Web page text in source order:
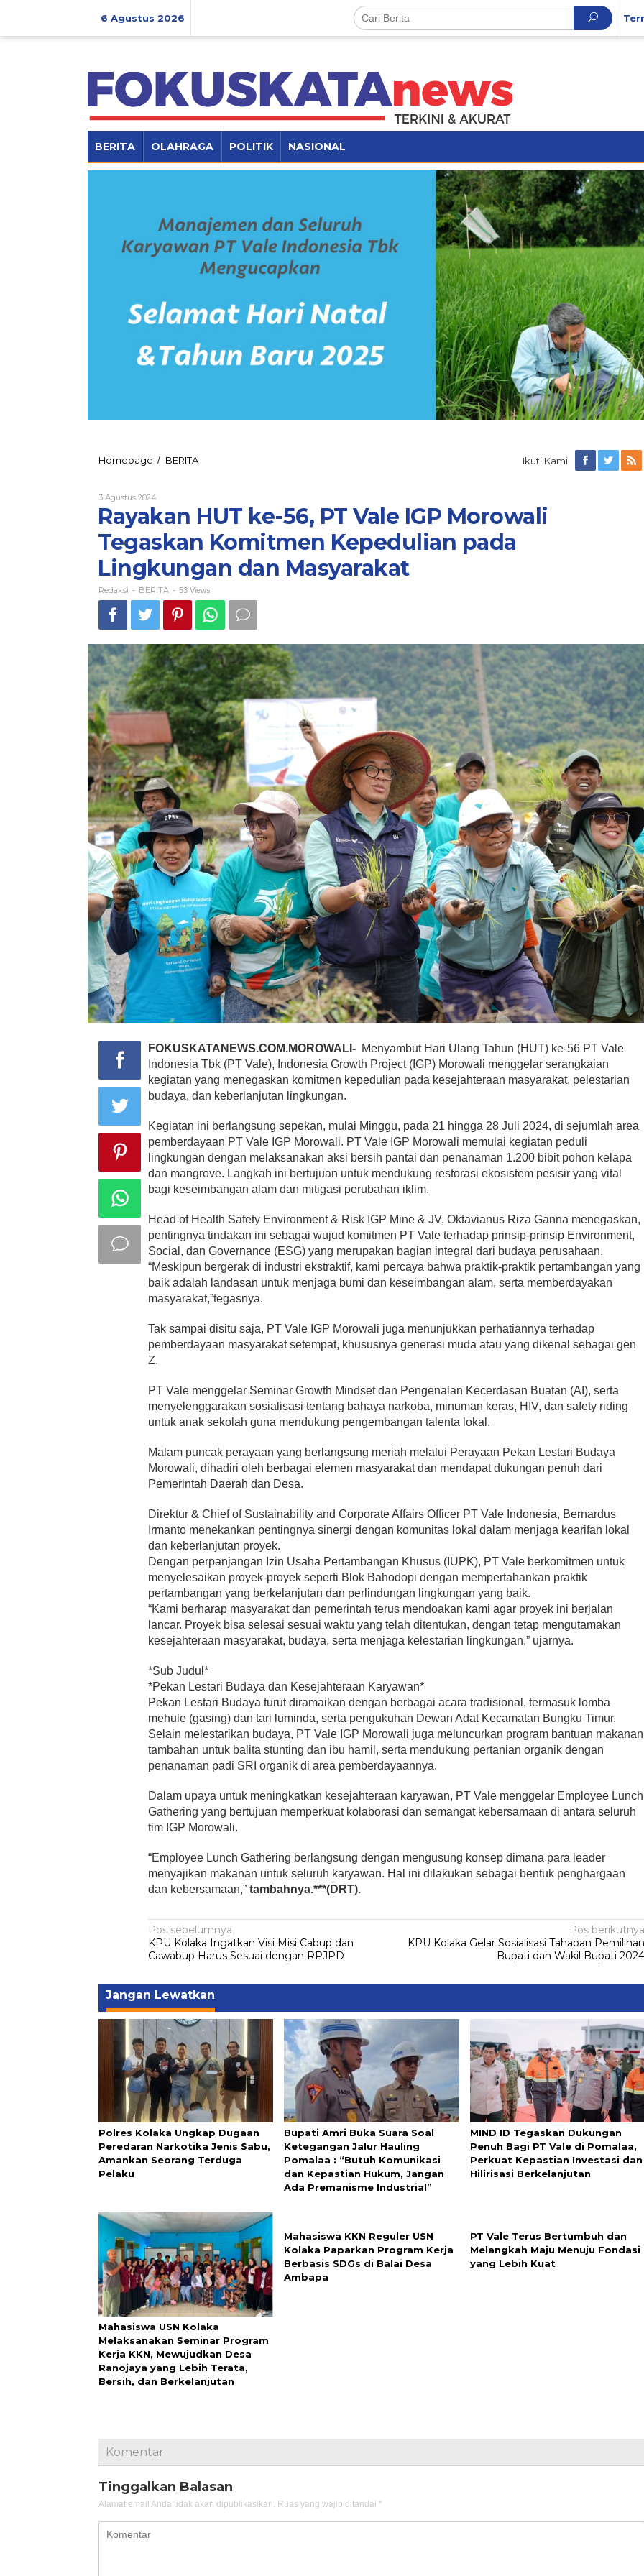
6 Agustus 2026
BERITA OLAHRAGA POLITIK NASIONAL
Homepage / BERITARayakan
PT
Vale
IGP
Morowali
Tegaskan
Komitmen
Kepedulian
pada
Lingkungan
dan
Ikuti Kami
3 Agustus 2024Oleh
Rayakan HUT ke-56, PT Vale IGP Morowali
Tegaskan Komitmen Kepedulian pada
Lingkungan dan Masyarakat
Redaksi - BERITA - 53 Views
FOKUSKATANEWS.COM.MOROWALI- Menyambut Hari Ulang Tahun (HUT) ke-56 PT Vale
Indonesia Tbk (PT Vale), Indonesia Growth Project (IGP) Morowali menggelar serangkaian
kegiatan yang menegaskan komitmen kepedulian pada kesejahteraan masyarakat, pelestarian
budaya, dan keberlanjutan lingkungan.
Kegiatan ini berlangsung sepekan, mulai Minggu, pada 21 hingga 28 Juli 2024, di sejumlah area
pemberdayaan PT Vale IGP Morowali. PT Vale IGP Morowali memulai kegiatan peduli
lingkungan dengan melaksanakan aksi bersih pantai dan penanaman 1.200 bibit pohon kelapa
dan mangrove. Langkah ini bertujuan untuk mendukung restorasi ekosistem pesisir yang vital
bagi keseimbangan alam dan mitigasi perubahan iklim.
Head of Health Safety Environment & Risk IGP Mine & JV, Oktavianus Riza Ganna menegaskan,
pentingnya tindakan ini sebagai wujud komitmen PT Vale terhadap prinsip-prinsip Environment,
Social, dan Governance (ESG) yang merupakan bagian integral dari budaya perusahaan.
“Meskipun bergerak di industri ekstraktif, kami percaya bahwa praktik-praktik pertambangan yang
baik adalah landasan untuk menjaga bumi dan keseimbangan alam, serta memberdayakan
masyarakat,”tegasnya.
Tak sampai disitu saja, PT Vale IGP Morowali juga menunjukkan perhatiannya terhadap
pemberdayaan masyarakat setempat, khususnya generasi muda atau yang dikenal sebagai gen
Z.
PT Vale menggelar Seminar Growth Mindset dan Pengenalan Kecerdasan Buatan (AI), serta
menyelenggarakan sosialisasi tentang bahaya narkoba, minuman keras, HIV, dan safety riding
untuk anak sekolah guna mendukung pengembangan talenta lokal.
Malam puncak perayaan yang berlangsung meriah melalui Perayaan Pekan Lestari Budaya
Morowali, dihadiri oleh berbagai elemen masyarakat dan mendapat dukungan penuh dari
Pemerintah Daerah dan Desa.
Direktur & Chief of Sustainability and Corporate Affairs Officer PT Vale Indonesia, Bernardus
Irmanto menekankan pentingnya sinergi dengan komunitas lokal dalam menjaga kearifan lokal
dan keberlanjutan proyek.
Dengan perpanjangan Izin Usaha Pertambangan Khusus (IUPK), PT Vale berkomitmen untuk
menyelesaikan proyek-proyek seperti Blok Bahodopi dengan mempertahankan praktik
pertambangan yang berkelanjutan dan perlindungan lingkungan yang baik.
“Kami berharap masyarakat dan pemerintah terus mendoakan kami agar proyek ini berjalan
lancar. Proyek bisa selesai sesuai waktu yang telah ditentukan, dengan tetap mengutamakan
kesejahteraan masyarakat, budaya, serta menjaga kelestarian lingkungan,” ujarnya.
*Sub Judul*
*Pekan Lestari Budaya dan Kesejahteraan Karyawan*
Pekan Lestari Budaya turut diramaikan dengan berbagai acara tradisional, termasuk lomba
mehule (gasing) dan tari luminda, serta pengukuhan Dewan Adat Kecamatan Bungku Timur.
Selain melestarikan budaya, PT Vale IGP Morowali juga meluncurkan program bantuan makanan
tambahan untuk balita stunting dan ibu hamil, serta mendukung pertanian organik dengan
penanaman padi SRI organik di area pemberdayaannya.
Dalam upaya untuk meningkatkan kesejahteraan karyawan, PT Vale menggelar Employee Lunch
Gathering yang bertujuan memperkuat kolaborasi dan semangat kebersamaan di antara seluruh
tim IGP Morowali.
“Employee Lunch Gathering berlangsung dengan mengusung konsep dimana para leader
menyajikan makanan untuk seluruh karyawan. Hal ini dilakukan sebagai bentuk penghargaan
dan kebersamaan,”tambahnya.***(DRT).
Navigasi
pos
Pos sebelumnya
KPU Kolaka Ingatkan Visi Misi Cabup dan
Cawabup Harus Sesuai dengan RPJPD
Pos berikutnya
KPU Kolaka Gelar Sosialisasi Tahapan Pemilihan
Bupati dan Wakil Bupati 2024
Jangan Lewatkan
Polres Kolaka Ungkap Dugaan
Peredaran Narkotika Jenis Sabu,
Amankan Seorang Terduga
Pelaku
Bupati Amri Buka Suara Soal
Ketegangan Jalur Hauling
Pomalaa : “Butuh Komunikasi
dan Kepastian Hukum, Jangan
Ada Premanisme Industrial”
MIND ID Tegaskan Dukungan
Penuh Bagi PT Vale di Pomalaa,
Perkuat Kepastian Investasi dan
Hilirisasi Berkelanjutan
Mahasiswa USN Kolaka
Melaksanakan Seminar Program
Kerja KKN, Mewujudkan Desa
Ranojaya yang Lebih Terata,
Bersih, dan Berkelanjutan
Mahasiswa KKN Reguler USN
Kolaka Paparkan Program Kerja
Berbasis SDGs di Balai Desa
Ambapa
PT Vale Terus Bertumbuh dan
Melangkah Maju Menuju Fondasi
yang Lebih Kuat
Komentar
Tinggalkan Balasan
Alamat email Anda tidak akan dipublikasikan. Ruas yang wajib ditandai *